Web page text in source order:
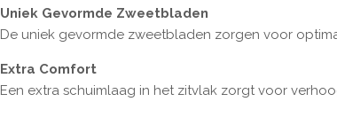
Uniek Gevormde Zweetbladen
De uniek gevormde zweetbladen zorgen voor
Extra Comfort
Een extra schuimlaag in het zitvlak zorgt voor